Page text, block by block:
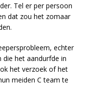
Tel er per persoon
dat zou het zomaar
echter
het aandurfde in
het verzoek of het
meiden C team te